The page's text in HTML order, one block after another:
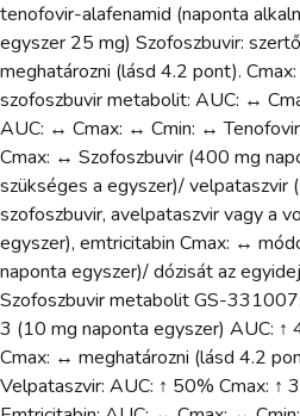
tenofovir-alafenamid (naponta
egyszer 25 mg) Szofoszbuvir:
meghatározni (lásd 4.2 pont).
szofoszbuvir metabolit: AUC: ↔
AUC: ↔ Cmax: ↔ Cmin: ↔
Cmax: ↔ Szofoszbuvir (400 mg
szükséges a egyszer)/ velpataszvir
szofoszbuvir, avelpataszvir vagy a
egyszer), emtricitabin Cmax: ↔
naponta egyszer)/ dózisát az
Szofoszbuvir metabolit GS-
3 (10 mg naponta egyszer) AUC:
Cmax: ↔ meghatározni (lásd 4.2
Velpataszvir: AUC: ↑ 50% Cmax: ↑